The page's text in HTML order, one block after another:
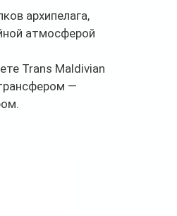
архипелага,
атмосферой
Trans Maldivian
—